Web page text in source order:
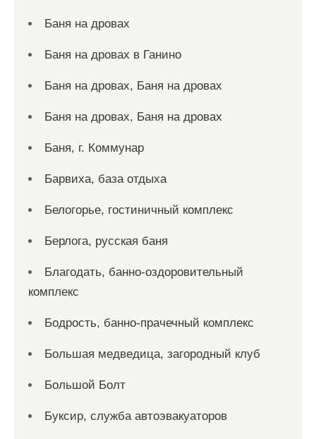
Баня на дровах
Баня на дровах в Ганино
Баня на дровах, Баня на дровах
Баня на дровах, Баня на дровах
Баня, г. Коммунар
Барвиха, база отдыха
Белогорье, гостиничный комплекс
Берлога, русская баня
Благодать, банно-оздоровительный
комплекс
Бодрость, банно-прачечный комплекс
Большая медведица, загородный клуб
Большой Болт
Буксир, служба автоэвакуаторов